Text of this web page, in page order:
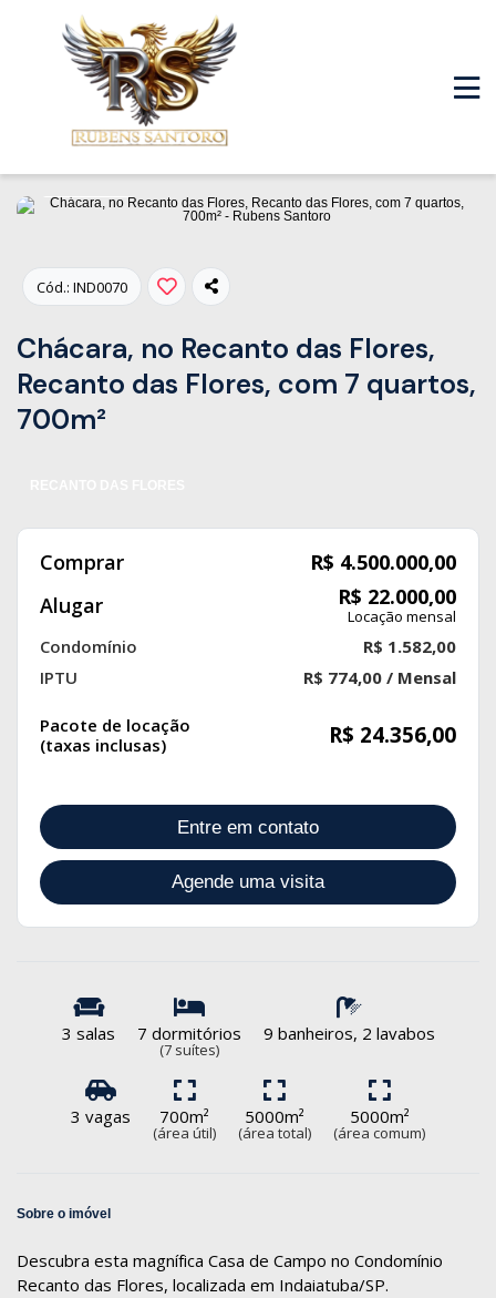
Cód.: IND0070
Chácara, no Recanto das Flores,
Recanto das Flores, com 7 quartos,
700m²
Comprar
R$ 4.500.000,00
Alugar
R$ 22.000,00
Locação mensal
Condomínio
R$ 1.582,00
IPTU
R$ 774,00 / Mensal
Pacote de locação
(taxas inclusas)
R$ 24.356,00
Entre em contato
Agende uma visita
3 salas 7 dormitórios
(7 suítes)
9 banheiros, 2 lavabos
3 vagas 700m²
(área útil)
5000m²
(área total)
5000m²
(área comum)
Sobre o imóvel
Descubra esta magnífica Casa de Campo no Condomínio
Recanto das Flores, localizada em Indaiatuba/SP.